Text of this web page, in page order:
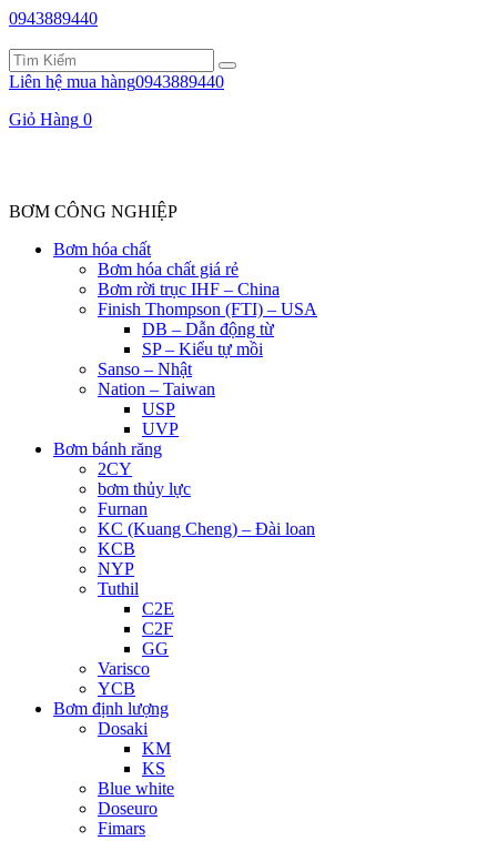
0943889440
Liên hệ mua hàng0943889440
Giỏ Hàng 0
BƠM CÔNG NGHIỆP
Bơm hóa chất
Bơm hóa chất giá rẻ
Bơm rời trục IHF – China
Finish Thompson (FTI) – USA
DB – Dẫn động từ
SP – Kiểu tự mồi
Sanso – Nhật
Nation – Taiwan
USP
UVP
Bơm bánh răng
2CY
bơm thủy lực
Furnan
KC (Kuang Cheng) – Đài loan
KCB
NYP
Tuthil
C2E
C2F
GG
Varisco
YCB
Bơm định lượng
Dosaki
KM
KS
Blue white
Doseuro
Fimars